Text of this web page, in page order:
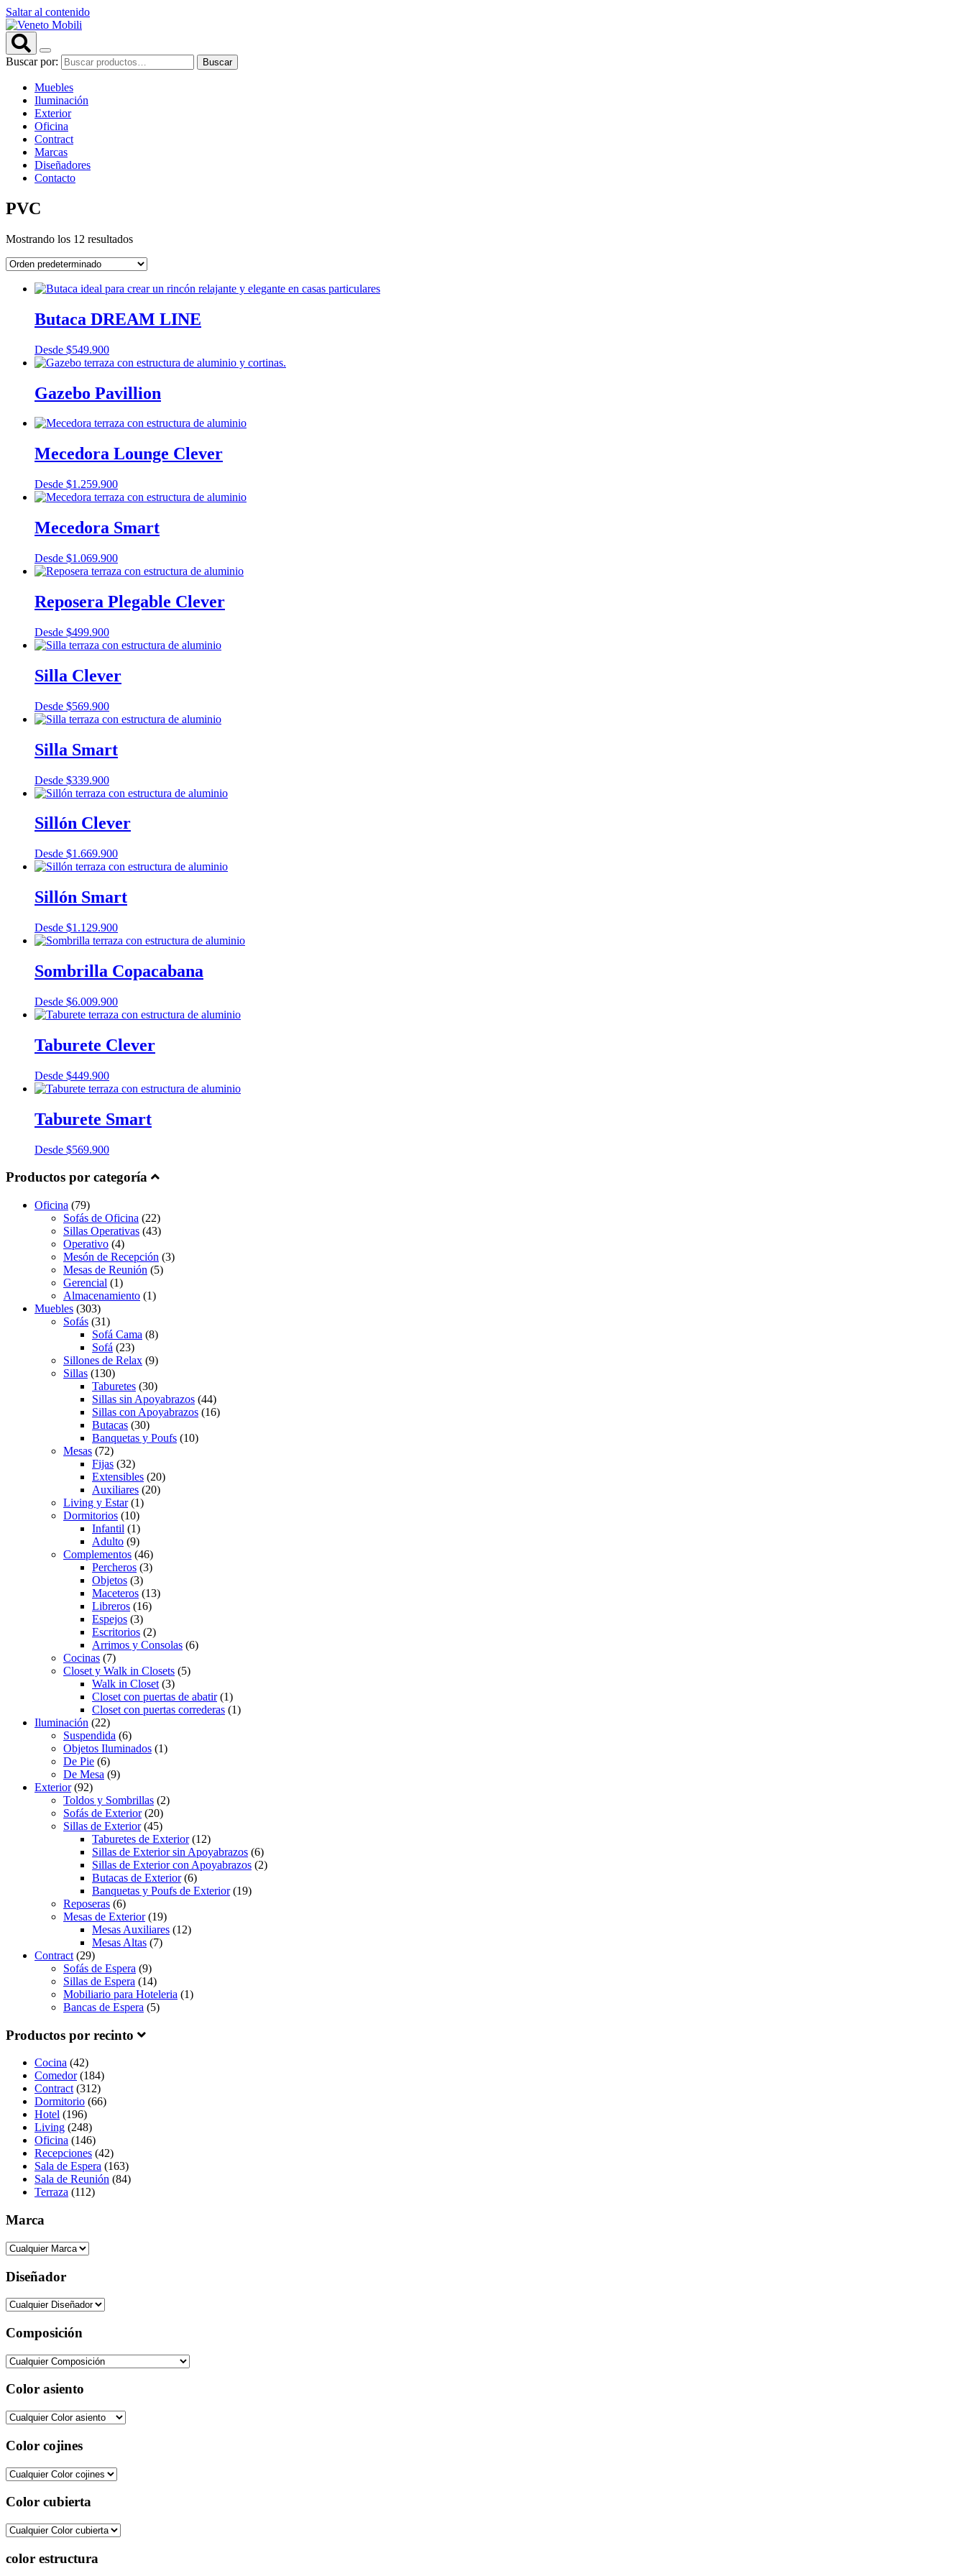
Saltar al contenido
Buscar por: Buscar
Muebles
Iluminación
Exterior
Oficina
Contract
Marcas
Diseñadores
Contacto
PVC
Mostrando los 12 resultados
Butaca DREAM LINE
Desde $549.900
Gazebo Pavillion
Mecedora Lounge Clever
Desde $1.259.900
Mecedora Smart
Desde $1.069.900
Reposera Plegable Clever
Desde $499.900
Silla Clever
Desde $569.900
Silla Smart
Desde $339.900
Sillón Clever
Desde $1.669.900
Sillón Smart
Desde $1.129.900
Sombrilla Copacabana
Desde $6.009.900
Taburete Clever
Desde $449.900
Taburete Smart
Desde $569.900
Productos por categoría
Oficina (79)
Sofás de Oficina (22)
Sillas Operativas (43)
Operativo (4)
Mesón de Recepción (3)
Mesas de Reunión (5)
Gerencial (1)
Almacenamiento (1)
Muebles (303)
Sofás (31)
Sofá Cama (8)
Sofá (23)
Sillones de Relax (9)
Sillas (130)
Taburetes (30)
Sillas sin Apoyabrazos (44)
Sillas con Apoyabrazos (16)
Butacas (30)
Banquetas y Poufs (10)
Mesas (72)
Fijas (32)
Extensibles (20)
Auxiliares (20)
Living y Estar(1)
Dormitorios (10)
Infantil (1)
Adulto (9)
Complementos (46)
Percheros (3)
Objetos (3)
Maceteros (13)
Libreros (16)
Espejos (3)
Escritorios (2)
Arrimos y Consolas (6)
Cocinas (7)
Closet y Walk in Closets (5)
Walk in Closet (3)
Closet con puertas de abatir(1)
Closet con puertas correderas (1)
Iluminación (22)
Suspendida (6)
Objetos Iluminados (1)
De Pie (6)
De Mesa (9)
Exterior(92)
Toldos y Sombrillas (2)
Sofás de Exterior(20)
Sillas de Exterior(45)
Taburetes de Exterior(12)
Sillas de Exterior sin Apoyabrazos (6)
Sillas de Exterior con Apoyabrazos (2)
Butacas de Exterior(6)
Banquetas y Poufs de Exterior(19)
Reposeras (6)
Mesas de Exterior(19)
Mesas Auxiliares (12)
Mesas Altas (7)
Contract (29)
Sofás de Espera (9)
Sillas de Espera (14)
Mobiliario para Hoteleria (1)
Bancas de Espera (5)
Productos por recinto
Cocina (42)
Comedor(184)
Contract(312)
Dormitorio (66)
Hotel (196)
Living (248)
Oficina (146)
Recepciones (42)
Sala de Espera (163)
Sala de Reunión (84)
Terraza (112)
Marca
Diseñador
Composición
Color asiento
Color cojines
Color cubierta
color estructura